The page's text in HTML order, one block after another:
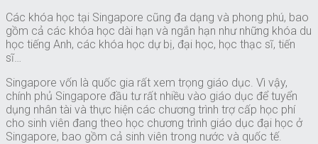
Các khóa học tại Singapore cũng đa dạng và phong phú, bao
gồm cả các khóa học dài hạn và ngắn hạn như những khóa du
học tiếng Anh, các khóa học dự bị, đại học, học thạc sĩ, tiến
sĩ…
Singapore vốn là quốc gia rất xem trọng giáo dục. Vì vậy,
chính phủ Singapore đầu tư rất nhiều vào giáo dục để tuyển
dụng nhân tài và thực hiện các chương trình trợ cấp học phí
cho sinh viên đang theo học chương trình giáo dục đại học ở
Singapore, bao gồm cả sinh viên trong nước và quốc tế.